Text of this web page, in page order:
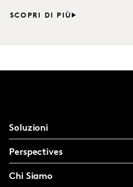
SCOPRI DI PIÙ
Soluzioni
Perspectives
Chi Siamo